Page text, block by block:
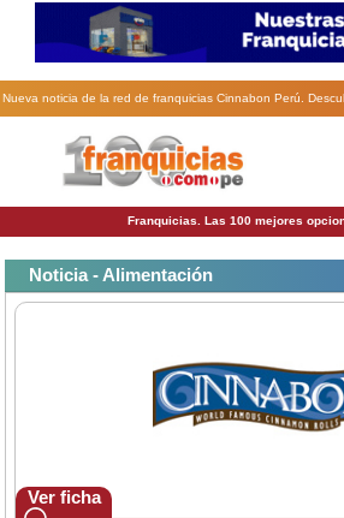
Nueva noticia de la red de franquicias Cinnabon Perú.
Franquicias. Las 100 mejores
Noticia - Alimentación
Ver ficha